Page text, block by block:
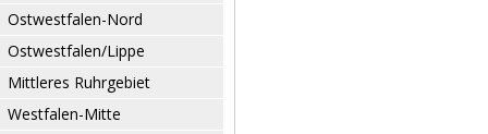
Ostwestfalen-Nord
Ostwestfalen/Lippe
Mittleres Ruhrgebiet
Westfalen-Mitte